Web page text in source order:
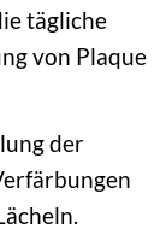
tägliche
von Plaque
der